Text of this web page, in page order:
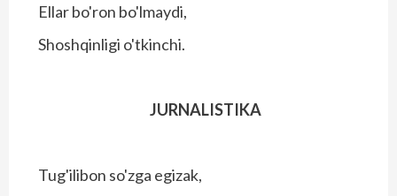
Ellar bo'ron bo'lmaydi,
Shoshqinligi o'tkinchi.
JURNALISTIKA
Tug'ilibon so'zga egizak,